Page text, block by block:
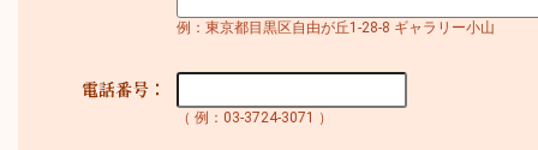
例：東京都目黒区自由が丘1-28-8 ギャラリー小山
（ 例：03-3724-3071 ）